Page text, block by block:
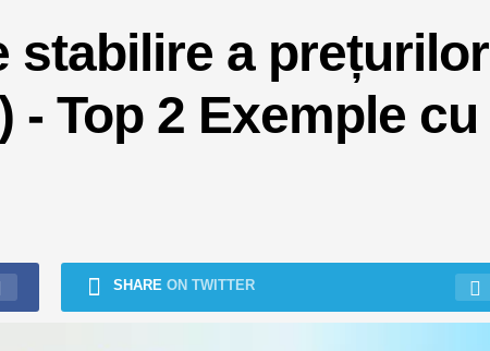
stabilire a prețurilor
Top 2 Exemple cu
SHARE ON TWITTER